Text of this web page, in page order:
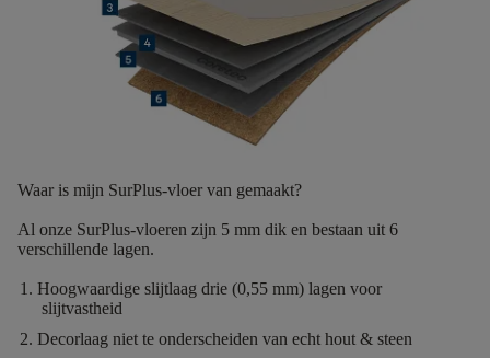
Waar is mijn SurPlus-vloer van gemaakt?
Al onze SurPlus-vloeren zijn 5 mm dik en bestaan uit 6
verschillende lagen.
Hoogwaardige slijtlaag drie (0,55 mm) lagen voor
slijtvastheid
Decorlaag niet te onderscheiden van echt hout & steen